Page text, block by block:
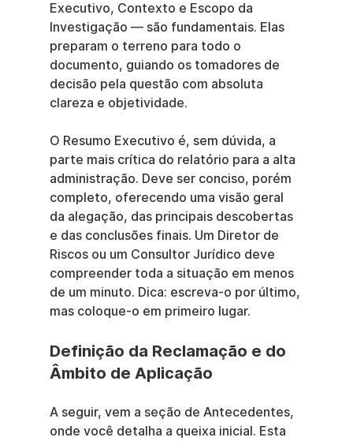
Executivo, Contexto e Escopo da
Investigação — são fundamentais. Elas
preparam o terreno para todo o
documento, guiando os tomadores de
decisão pela questão com absoluta
clareza e objetividade.
O Resumo Executivo é, sem dúvida, a
parte mais crítica do relatório para a alta
administração. Deve ser conciso, porém
completo, oferecendo uma visão geral
da alegação, das principais descobertas
e das conclusões finais. Um Diretor de
Riscos ou um Consultor Jurídico deve
compreender toda a situação em menos
de um minuto. Dica: escreva-o por último,
mas coloque-o em primeiro lugar.
Definição da Reclamação e do
Âmbito de Aplicação
A seguir, vem a seção de Antecedentes,
onde você detalha a queixa inicial. Esta